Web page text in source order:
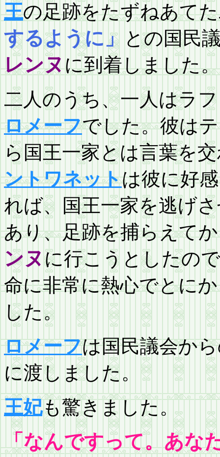
王の足跡をたずねあて
するように」 との国民
レンヌに到着しました。
二人のうち、一人はラ
ロメーフでした。彼は
ら国王一家とは言葉を
ントワネットは彼に好
れば、国王一家を逃げ
あり、足跡を捕らえて
ンヌに行こうとしたの
命に非常に熱心でとに
した。
ロメーフは国民議会か
に渡しました。
王妃も驚きました。
「なんですって。あな